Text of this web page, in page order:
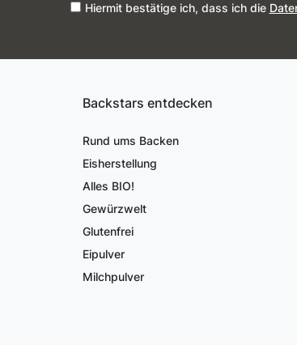
Hiermit bestätige ich, dass ich die
Backstars entdecken
Rund ums Backen
Eisherstellung
Alles BIO!
Gewürzwelt
Glutenfrei
Eipulver
Milchpulver